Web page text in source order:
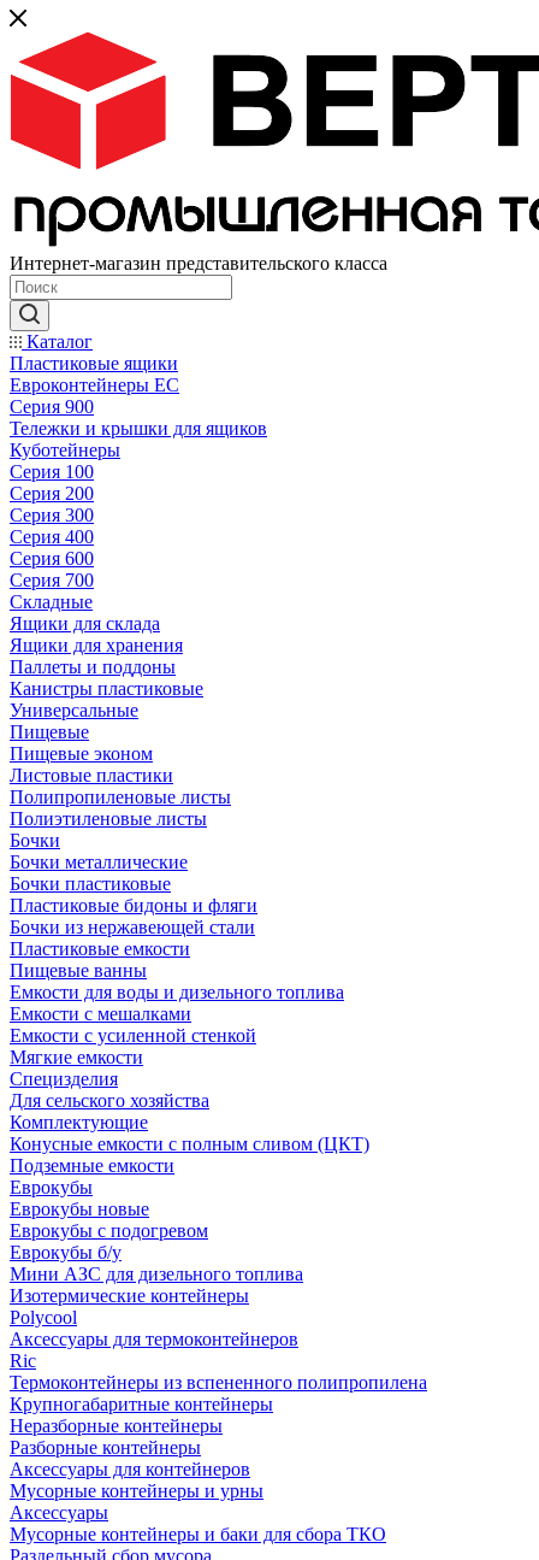
Интернет-магазин представительского класса
Каталог
Пластиковые ящики
Евроконтейнеры ЕС
Серия 900
Тележки и крышки для ящиков
Куботейнеры
Серия 100
Серия 200
Серия 300
Серия 400
Серия 600
Серия 700
Складные
Ящики для склада
Ящики для хранения
Паллеты и поддоны
Канистры пластиковые
Универсальные
Пищевые
Пищевые эконом
Листовые пластики
Полипропиленовые листы
Полиэтиленовые листы
Бочки
Бочки металлические
Бочки пластиковые
Пластиковые бидоны и фляги
Бочки из нержавеющей стали
Пластиковые емкости
Пищевые ванны
Емкости для воды и дизельного топлива
Емкости с мешалками
Емкости с усиленной стенкой
Мягкие емкости
Специзделия
Для сельского хозяйства
Комплектующие
Конусные емкости с полным сливом (ЦКТ)
Подземные емкости
Еврокубы
Еврокубы новые
Еврокубы с подогревом
Еврокубы б/у
Мини АЗС для дизельного топлива
Изотермические контейнеры
Polycool
Аксессуары для термоконтейнеров
Ric
Термоконтейнеры из вспененного полипропилена
Крупногабаритные контейнеры
Неразборные контейнеры
Разборные контейнеры
Аксессуары для контейнеров
Мусорные контейнеры и урны
Аксессуары
Мусорные контейнеры и баки для сбора ТКО
Раздельный сбор мусора